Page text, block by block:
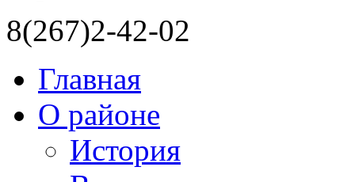
8(267)2-42-02
Главная
О районе
История